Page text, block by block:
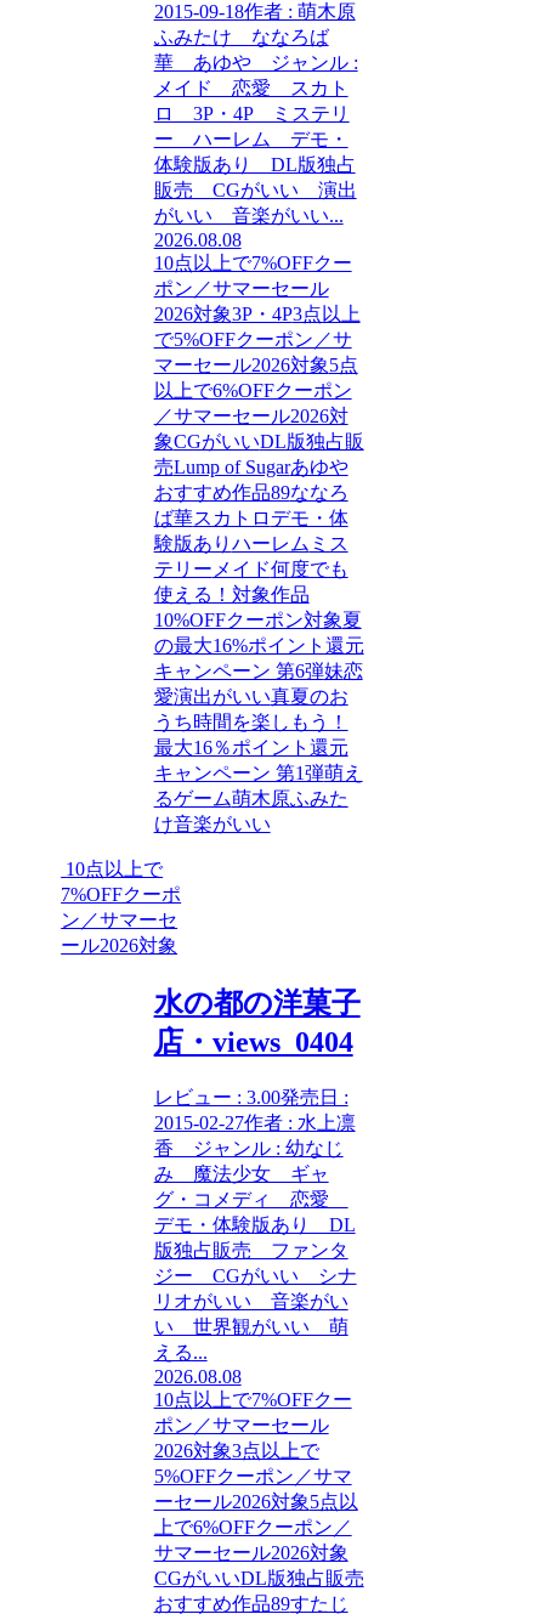
2015-09-18作者 : 萌木原
ふみたけ ななろば
華 あゆや ジャンル :
メイド 恋愛 スカト
ロ 3P・4P ミステリ
ー ハーレム デモ・
体験版あり DL版独占
販売 CGがいい 演出
がいい 音楽がいい...
2026.08.08
10点以上で7%OFFクー
ポン／サマーセール
2026対象3P・4P3点以上
で5%OFFクーポン／サ
マーセール2026対象5点
以上で6%OFFクーポン
／サマーセール2026対
象CGがいいDL版独占販
売Lump of Sugarあゆや
おすすめ作品89ななろ
ば華スカトロ デモ・体
験版あり ハーレム ミス
テリー メイド何度でも
使える！対象作品
10%OFFクーポン対象夏
の最大16%ポイント還元
キャンペーン 第6弾妹恋
愛演出がいい真夏のお
うち時間を楽しもう！
最大16％ポイント還元
キャンペーン 第1弾萌え
るゲーム萌木原ふみた
け音楽がいい
10点以上で
7%OFFクーポ
ン／サマーセ
ール2026対象
水の都の洋菓子
店・views_0404
レビュー : 3.00発売日 :
2015-02-27作者 : 水上凛
香 ジャンル : 幼なじ
み 魔法少女 ギャ
グ・コメディ 恋愛
デモ・体験版あり DL
版独占販売 ファンタ
ジー CGがいい シナ
リオがいい 音楽がい
い 世界観がいい 萌
える...
2026.08.08
10点以上で7%OFFクー
ポン／サマーセール
2026対象3点以上で
5%OFFクーポン／サマ
ーセール2026対象5点以
上で6%OFFクーポン／
サマーセール2026対象
CGがいいDL版独占販売
おすすめ作品89すたじ